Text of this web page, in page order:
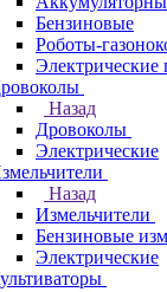
Бензиновые
Роботы-
Электрические
Назад
Дровоколы
Электрические
Назад
Измельчители
Бензиновые
Электрические